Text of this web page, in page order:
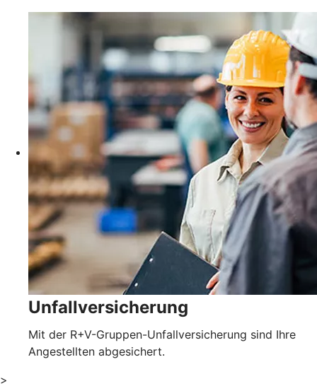
Unfallversicherung
Mit der R+V-Gruppen-Unfallversicherung sind Ihre
Angestellten abgesichert.
>